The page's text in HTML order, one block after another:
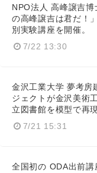
NPO法人 高峰譲吉
の高峰譲吉は君だ！
別実験講座を開催。
7/22 13:30
金沢工業大学 夢考房
ジェクトが金沢美術
立図書館を模型で再
7/21 15:31
全国初の ODA出前講